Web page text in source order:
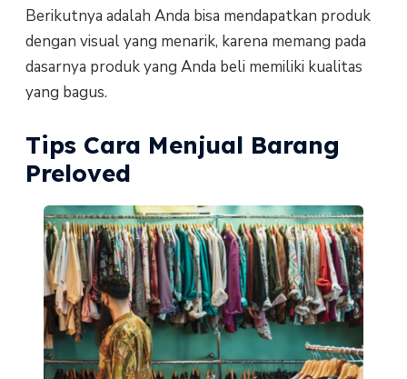
Berikutnya adalah Anda bisa mendapatkan produk
dengan visual yang menarik, karena memang pada
dasarnya produk yang Anda beli memiliki kualitas
yang bagus.
Tips Cara Menjual Barang
Preloved